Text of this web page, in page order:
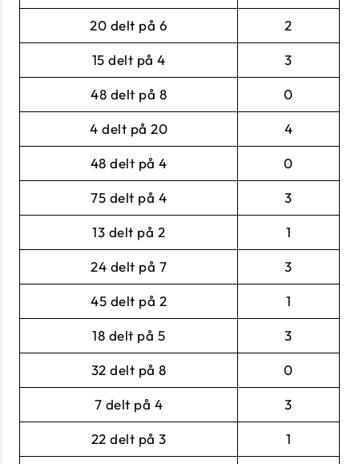
20 delt på 6 2
15 delt på 4 3
48 delt på 8 0
4 delt på 20 4
48 delt på 4 0
75 delt på 4 3
13 delt på 2 1
24 delt på 7 3
45 delt på 2 1
18 delt på 5 3
32 delt på 8 0
7 delt på 4 3
22 delt på 3 1